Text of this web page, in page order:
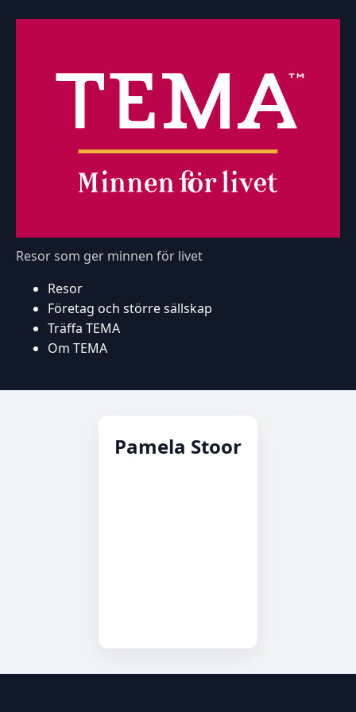
Resor som ger minnen för livet
Resor
Företag och större sällskap
Träffa TEMA
Om TEMA
Pamela Stoor